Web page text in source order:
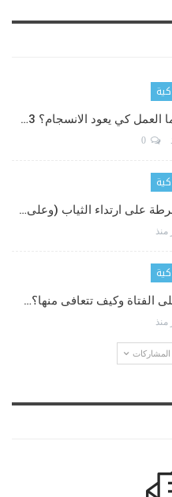
كي يعود الانسجام؟ 3…
0
على ارتداء الثياب (وعلى…
الفتاة وكيف تتعافى منها؟…